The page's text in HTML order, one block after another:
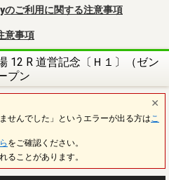
のご利用に関する注意事項
意事項
12 R 道営記念〔Ｈ１〕（ゼン
プン
せんでした」というエラーが出る方は こ
をご確認ください。
ることがあります。